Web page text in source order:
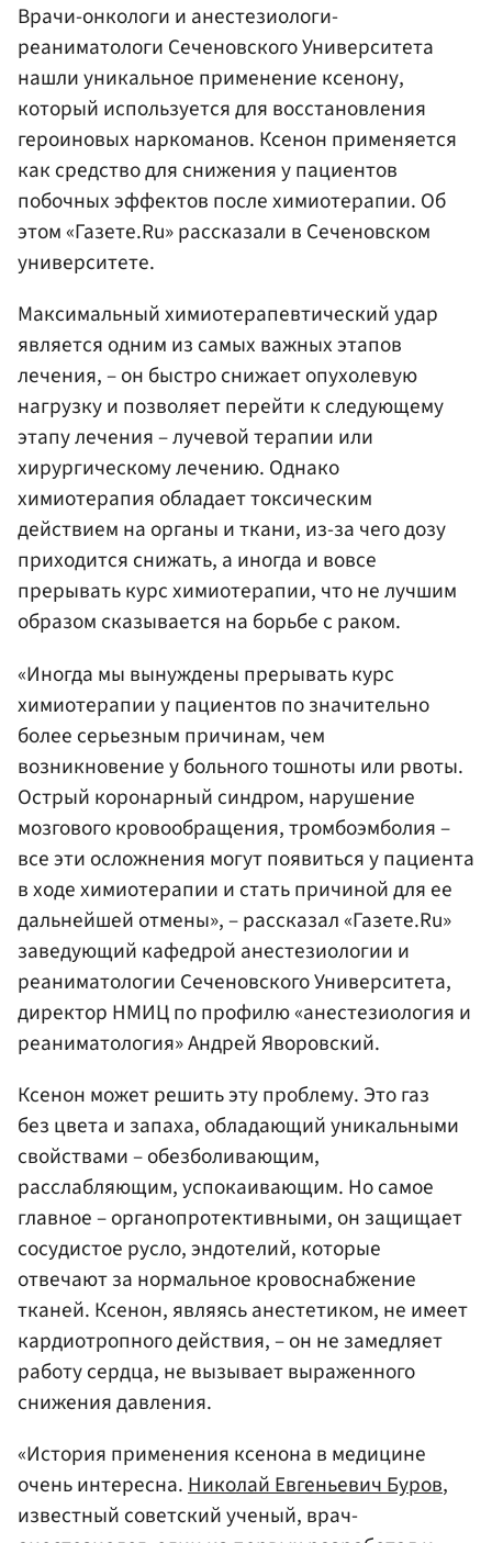
Врачи-онкологи и анестезиологи-
реаниматологи Сеченовского Университета
нашли уникальное применение ксенону,
который используется для восстановления
героиновых наркоманов. Ксенон применяется
как средство для снижения у пациентов
побочных эффектов после химиотерапии. Об
этом «Газете.Ru» рассказали в Сеченовском
университете.
Максимальный химиотерапевтический удар
является одним из самых важных этапов
лечения, – он быстро снижает опухолевую
нагрузку и позволяет перейти к следующему
этапу лечения – лучевой терапии или
хирургическому лечению. Однако
химиотерапия обладает токсическим
действием на органы и ткани, из-за чего дозу
приходится снижать, а иногда и вовсе
прерывать курс химиотерапии, что не лучшим
образом сказывается на борьбе с раком.
«Иногда мы вынуждены прерывать курс
химиотерапии у пациентов по значительно
более серьезным причинам, чем
возникновение у больного тошноты или рвоты.
Острый коронарный синдром, нарушение
мозгового кровообращения, тромбоэмболия –
все эти осложнения могут появиться у пациента
в ходе химиотерапии и стать причиной для ее
дальнейшей отмены», – рассказал «Газете.Ru»
заведующий кафедрой анестезиологии и
реаниматологии Сеченовского Университета,
директор НМИЦ по профилю «анестезиология и
реаниматология» Андрей Яворовский.
Ксенон может решить эту проблему. Это газ
без цвета и запаха, обладающий уникальными
свойствами – обезболивающим,
расслабляющим, успокаивающим. Но самое
главное – органопротективными, он защищает
сосудистое русло, эндотелий, которые
отвечают за нормальное кровоснабжение
тканей. Ксенон, являясь анестетиком, не имеет
кардиотропного действия, – он не замедляет
работу сердца, не вызывает выраженного
снижения давления.
«История применения ксенона в медицине
очень интересна.Николай Евгеньевич Буров,
известный советский ученый, врач-